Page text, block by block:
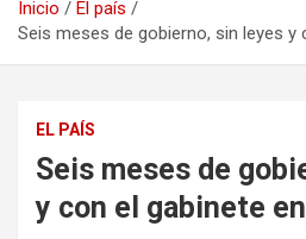
Inicio
El país
Seis meses de gobierno, sin leyes y
EL PAÍS
Seis meses de
y con el gabinete